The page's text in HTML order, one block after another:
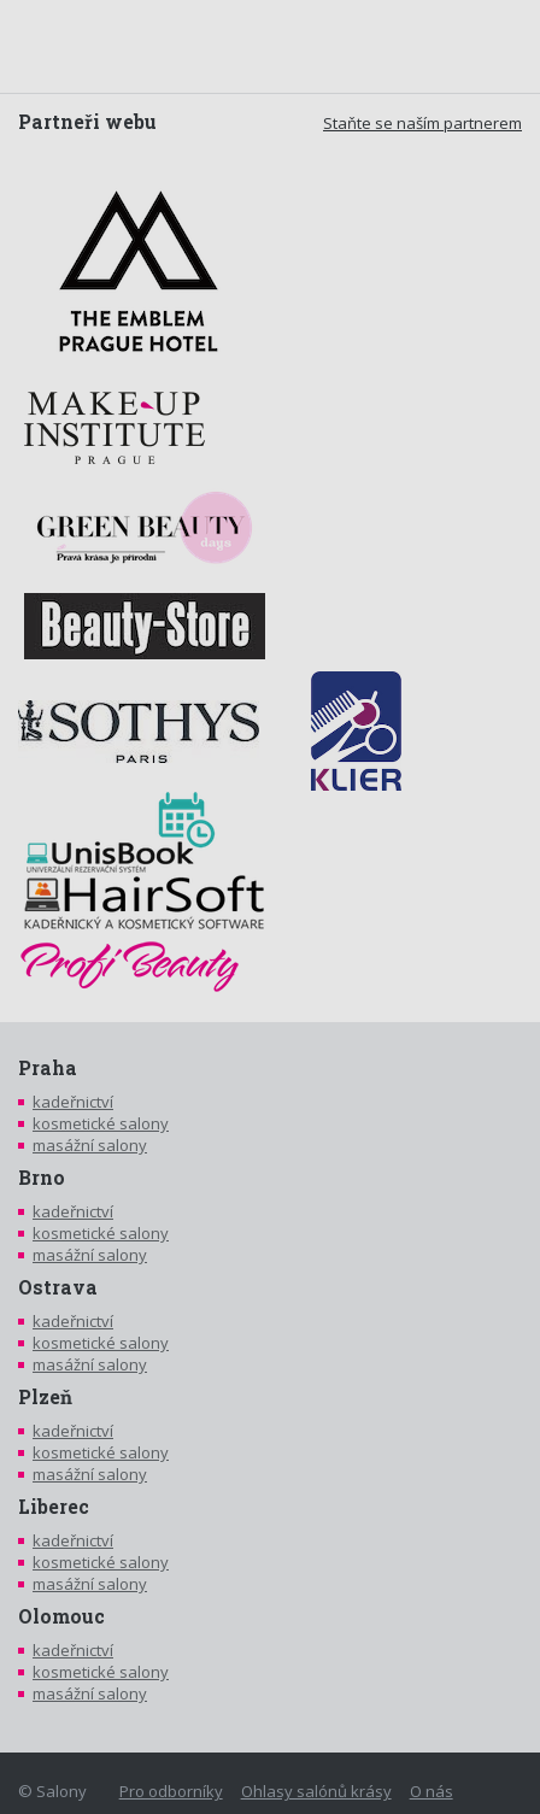
Staňte se naším partnerem
Partneři webu
Praha
kadeřnictví
kosmetické salony
masážní salony
Brno
kadeřnictví
kosmetické salony
masážní salony
Ostrava
kadeřnictví
kosmetické salony
masážní salony
Plzeň
kadeřnictví
kosmetické salony
masážní salony
Liberec
kadeřnictví
kosmetické salony
masážní salony
Olomouc
kadeřnictví
kosmetické salony
masážní salony
Pro odborníky Ohlasy salónů krásy O nás
© Salony